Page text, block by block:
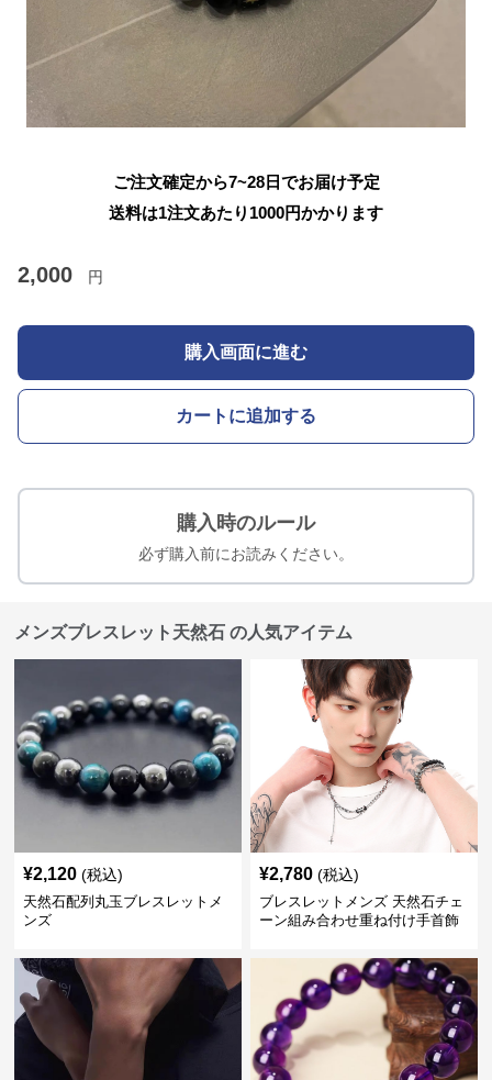
ご注文確定から7~28日でお届け予定
送料は1注文あたり 1000円かかります
2,000 円
購入画面に進む
カートに追加する
購入時のルール
必ず購入前にお読みください。
メンズブレスレット天然石 の人気アイテム
¥2,120 (税込)
天然石配列丸玉ブレスレットメ
ンズ
¥2,780 (税込)
ブレスレットメンズ 天然石チェ
ーン組み合わせ重ね付け手首飾